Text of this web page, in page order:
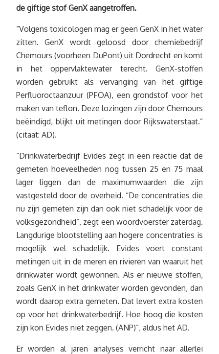
de giftige stof GenX aangetroffen.
“Volgens toxicologen mag er geen GenX in het water
zitten. GenX wordt geloosd door chemiebedrijf
Chemours (voorheen DuPont) uit Dordrecht en komt
in het oppervlaktewater terecht. GenX-stoffen
worden gebruikt als vervanging van het giftige
Perfluoroctaanzuur (PFOA), een grondstof voor het
maken van teflon. Deze lozingen zijn door Chemours
beëindigd, blijkt uit metingen door Rijkswaterstaat.”
(citaat: AD).
“Drinkwaterbedrijf Evides zegt in een reactie dat de
gemeten hoeveelheden nog tussen 25 en 75 maal
lager liggen dan de maximumwaarden die zijn
vastgesteld door de overheid. “De concentraties die
nu zijn gemeten zijn dan ook niet schadelijk voor de
volksgezondheid”, zegt een woordvoerster zaterdag.
Langdurige blootstelling aan hogere concentraties is
mogelijk wel schadelijk. Evides voert constant
metingen uit in de meren en rivieren van waaruit het
drinkwater wordt gewonnen. Als er nieuwe stoffen,
zoals GenX in het drinkwater worden gevonden, dan
wordt daarop extra gemeten. Dat levert extra kosten
op voor het drinkwaterbedrijf. Hoe hoog die kosten
zijn kon Evides niet zeggen. (ANP)”, aldus het AD.
Er worden al jaren analyses verricht naar allerlei